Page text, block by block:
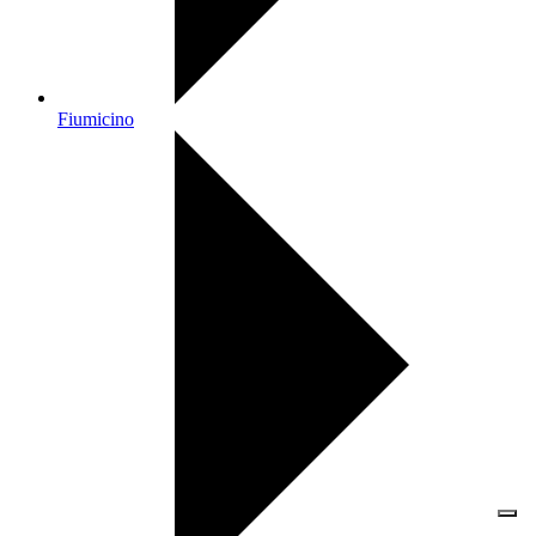
Fiumicino